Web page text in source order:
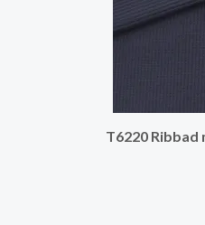
T6220 Ribbad